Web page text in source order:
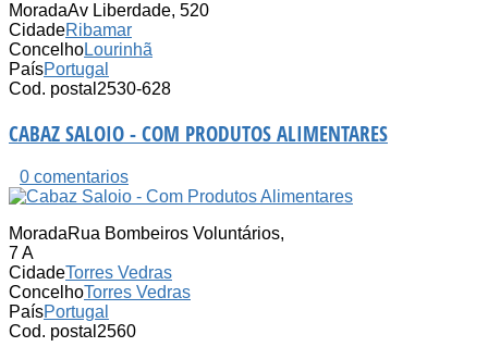
MoradaAv Liberdade, 520
CidadeRibamar
ConcelhoLourinhã
PaísPortugal
Cod. postal 2530-628
CABAZ SALOIO - COM PRODUTOS ALIMENTARES
0 comentarios
MoradaRua Bombeiros Voluntários,
7 A
CidadeTorres Vedras
ConcelhoTorres Vedras
PaísPortugal
Cod. postal 2560